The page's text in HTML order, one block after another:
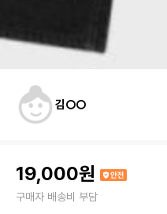
김○○
19,000원
구매자 배송비 부담